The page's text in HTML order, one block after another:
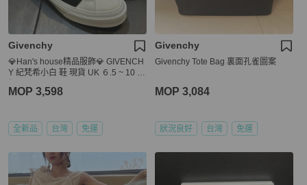
Givenchy
💎Han's house精品服飾💎 GIVENCH
Y 紀梵希小白 鞋 現貨 UK ６.5 ~ 10 原
MOP 3,598
全新品 台灣 免運
Givenchy
Givenchy Tote Bag 裏面孔雀圖案
MOP 3,084
狀況良好 台灣 免運